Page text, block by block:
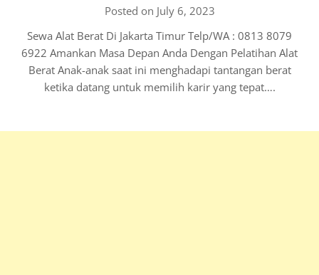
Posted on July 6, 2023
Sewa Alat Berat Di Jakarta Timur Telp/WA : 0813 8079
6922 Amankan Masa Depan Anda Dengan Pelatihan Alat
Berat Anak-anak saat ini menghadapi tantangan berat
ketika datang untuk memilih karir yang tepat….